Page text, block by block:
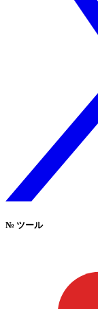
№ ツール